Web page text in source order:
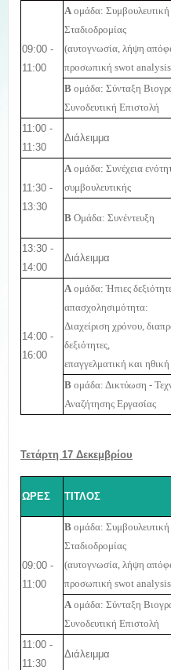
09:00 -
11:00
Α ομάδα: Συμβουλευτική
Σταδιοδρομίας
(αυτογνωσία, λήψη
προσωπική swot
Β ομάδα: Σύνταξη
Συνοδευτική Επιστολή
11:00 -
11:30
Διάλειμμα
11:30 -
13:30
Α ομάδα: Συνέχεια
συμβουλευτικής
Β Ομάδα: Συνέντευξη
13:30 -
14:00
Διάλειμμα
14:00 -
16:00
Α ομάδα: Ήπιες
απασχολησιμότητα:
Διαχείριση χρόνου,
δεξιότητες,
επαγγελματική και
Β ομάδα: Δικτύωση -
Αναζήτησης Εργασίας
Τετάρτη 17 Δεκεμβρίου
ΩΡΕΣ ΤΙΤΛΟΣ
09:00 -
11:00
Β ομάδα: Συμβουλευτική
Σταδιοδρομίας
(αυτογνωσία, λήψη
προσωπική swot
Α ομάδα: Σύνταξη
Συνοδευτική Επιστολή
11:00 -
11:30
Διάλειμμα